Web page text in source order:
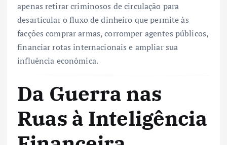
apenas retirar criminosos de circulação para
desarticular o fluxo de dinheiro que permite às
facções comprar armas, corromper agentes públicos,
financiar rotas internacionais e ampliar sua
influência econômica.
Da Guerra nas
Ruas à Inteligência